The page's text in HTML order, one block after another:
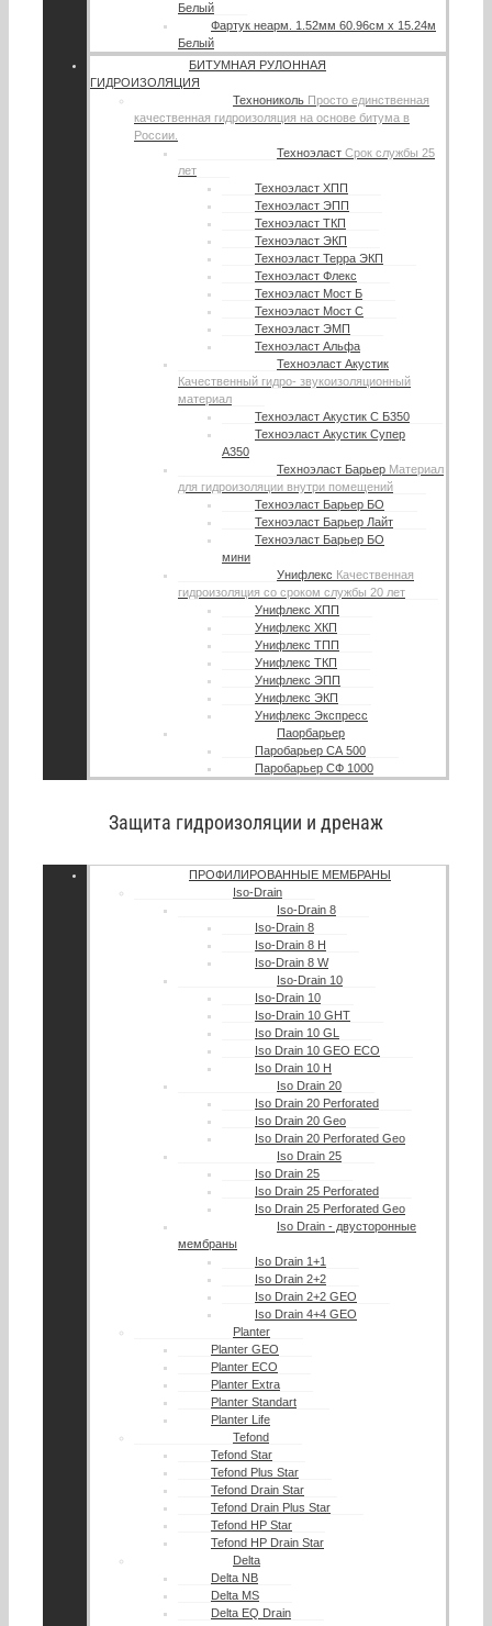
Белый
Фартук неарм. 1.52мм 60.96см х 15.24м
Белый
БИТУМНАЯ РУЛОННАЯ
ГИДРОИЗОЛЯЦИЯ
Технониколь Просто единственная
качественная гидроизоляция на основе битума в
России.
Техноэласт Срок службы 25
лет
Техноэласт ХПП
Техноэласт ЭПП
Техноэласт ТКП
Техноэласт ЭКП
Техноэласт Терра ЭКП
Техноэласт Флекс
Техноэласт Мост Б
Техноэласт Мост С
Техноэласт ЭМП
Техноэласт Альфа
Техноэласт Акустик
Качественный гидро- звукоизоляционный
материал
Техноэласт Акустик С Б350
Техноэласт Акустик Супер
А350
Техноэласт Барьер Материал
для гидроизоляции внутри помещений
Техноэласт Барьер БО
Техноэласт Барьер Лайт
Техноэласт Барьер БО
мини
Унифлекс Качественная
гидроизоляция со сроком службы 20 лет
Унифлекс ХПП
Унифлекс ХКП
Унифлекс ТПП
Унифлекс ТКП
Унифлекс ЭПП
Унифлекс ЭКП
Унифлекс Экспресс
Паорбарьер
Паробарьер СА 500
Паробарьер СФ 1000
Защита гидроизоляции и дренаж
ПРОФИЛИРОВАННЫЕ МЕМБРАНЫ
Iso-Drain
Iso-Drain 8
Iso-Drain 8
Iso-Drain 8 Н
Iso-Drain 8 W
Iso-Drain 10
Iso-Drain 10
Iso-Drain 10 GHT
Iso Drain 10 GL
Iso Drain 10 GEO ECO
Iso Drain 10 H
Iso Drain 20
Iso Drain 20 Perforated
Iso Drain 20 Geo
Iso Drain 20 Perforated Geo
Iso Drain 25
Iso Drain 25
Iso Drain 25 Perforated
Iso Drain 25 Perforated Geo
Iso Drain - двусторонные
мембраны
Iso Drain 1+1
Iso Drain 2+2
Iso Drain 2+2 GEO
Iso Drain 4+4 GEO
Planter
Planter GEO
Planter ECO
Planter Extra
Planter Standart
Planter Life
Tefond
Tefond Star
Tefond Plus Star
Tefond Drain Star
Tefond Drain Plus Star
Tefond HP Star
Tefond HP Drain Star
Delta
Delta NB
Delta MS
Delta EQ Drain